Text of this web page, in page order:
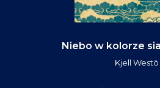
Niebo w kolorze
Kjell Westö